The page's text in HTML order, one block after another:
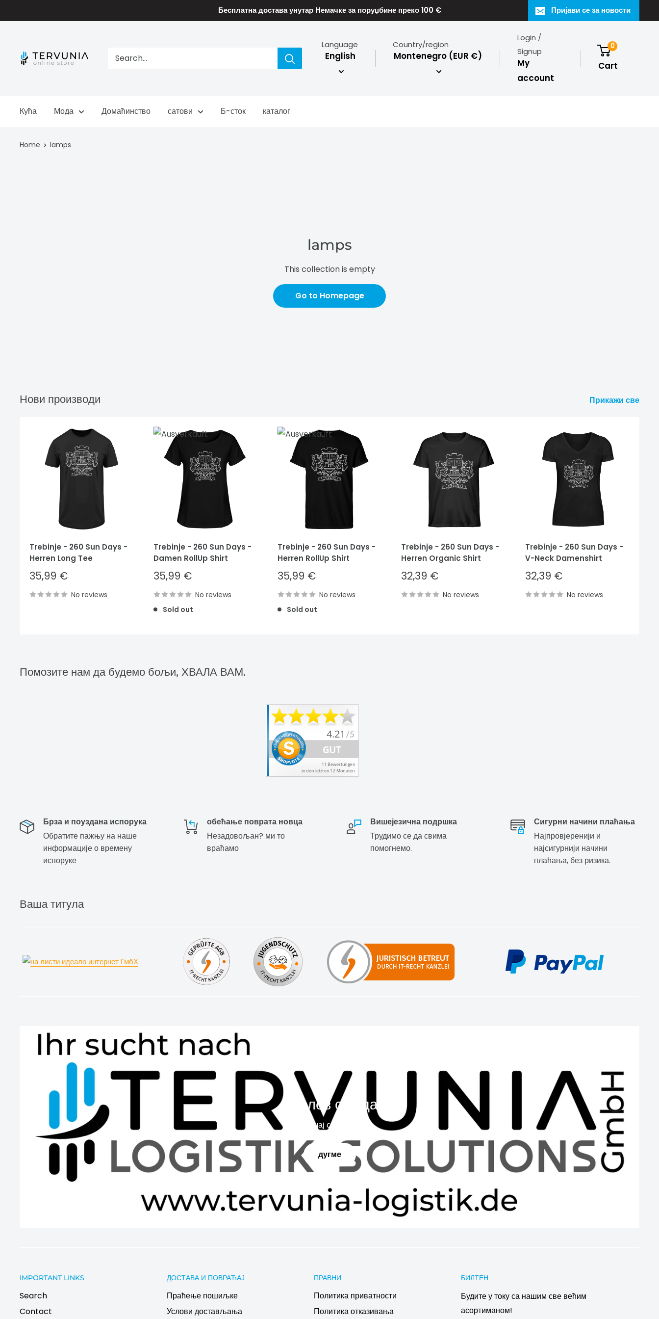
to
Бесплатна достава унутар Немачке за поруџбине преко 100 € Пријави се за новости
TERVUNIA
Language
English
Country/region
Montenegro (EUR €)
Login /
Signup
My
account
0
Cart
Кућа Мода Домаћинство сатови Б-сток каталог
Home lamps
lamps
This collection is empty
Go to Homepage
Нови производи Прикажи све
Trebinje - 260 Sun Days -
Herren Long Tee
Sale
price
35,99 €
No reviews
Trebinje - 260 Sun Days -
Damen RollUp Shirt
Sale
price
35,99 €
No reviews
Sold out
Trebinje - 260 Sun Days -
Herren RollUp Shirt
Sale
price
35,99 €
No reviews
Sold out
Trebinje - 260 Sun Days -
Herren Organic Shirt
Sale
price
32,39 €
No reviews
Trebinje - 260 Sun Days -
V-Neck Damenshirt
Sale
price
32,39 €
No reviews
Помозите нам да будемо бољи, ХВАЛА ВАМ.
Брза и поуздана испорука
Обратите пажњу на наше
информације о времену
испоруке
обећање поврата новца
Незадовољан? ми то
враћамо
Вишејезична подршка
Трудимо се да свима
помогнемо.
Сигурни начини плаћања
Најпровјеренији и
најсигурнији начини
плаћања, без ризика.
Ваша титула
Наслов слајда
Испричај своју причу
дугме
IMPORTANT LINKS
Search
Contact
ДОСТАВА И ПОВРАЋАЈ
Праћење пошиљке
Услови достављања
ПРАВНИ
Политика приватности
Политика отказивања
БИЛТЕН
Будите у току са нашим све већим
асортиманом!